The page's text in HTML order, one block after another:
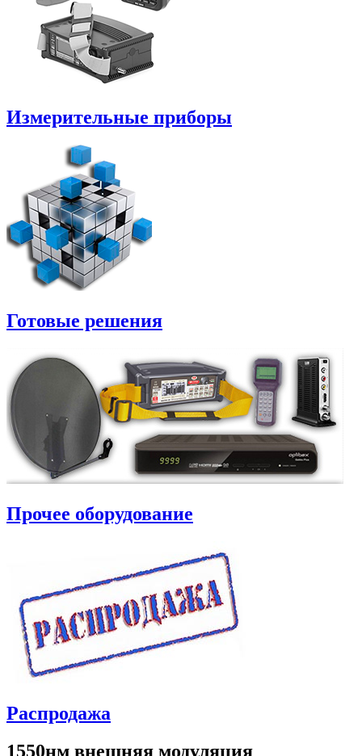
Измерительные приборы
Готовые решения
Прочее оборудование
Распродажа
1550нм внешняя модуляция